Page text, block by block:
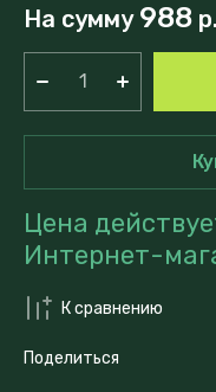
На сумму 988 р.
Цена
Интернет-
К сравнению
Поделиться